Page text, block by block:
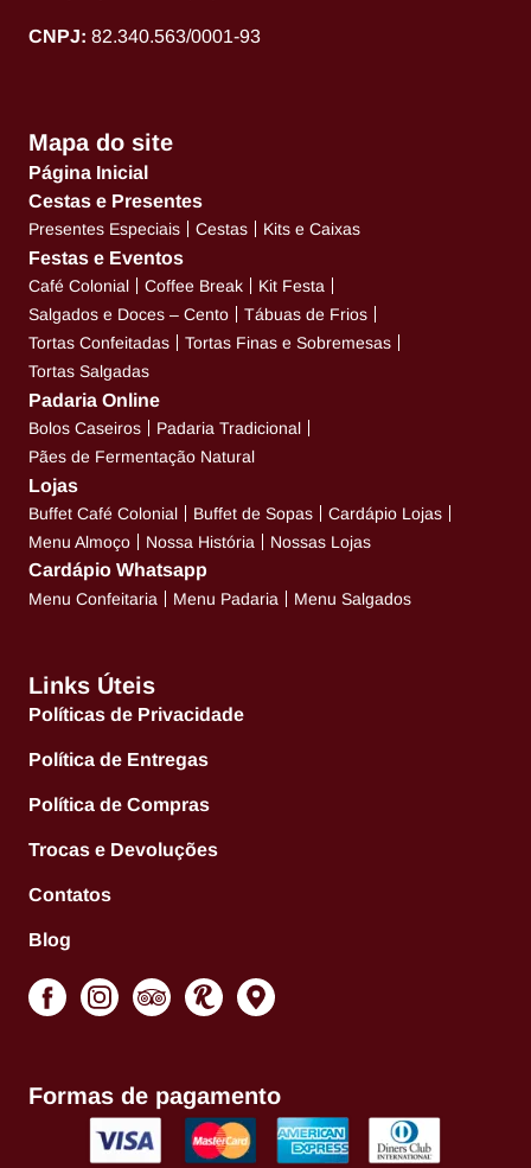
CNPJ: 82.340.563/0001-93
Mapa do site
Página Inicial
Cestas e Presentes
Presentes Especiais Cestas Kits e Caixas
Festas e Eventos
Café Colonial Coffee Break
Kit Festa
Salgados e Doces – Cento
Tábuas de Frios
Tortas Confeitadas
Tortas Finas e Sobremesas
Tortas Salgadas
Padaria Online
Bolos Caseiros
Padaria Tradicional
Pães de Fermentação Natural
Lojas
Buffet Café Colonial Buffet de Sopas
Cardápio Lojas
Menu Almoço
Nossa História Nossas Lojas
Cardápio Whatsapp
Menu Confeitaria Menu Padaria Menu Salgados
Links Úteis
Políticas de Privacidade
Política de Entregas
Política de Compras
Trocas e Devoluções
Contatos
Blog
Formas de pagamento